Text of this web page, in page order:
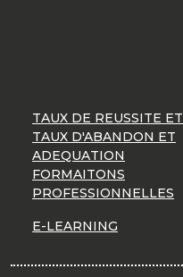
TAUX DE REUSSITE ET
TAUX D'ABANDON ET
ADEQUATION
FORMAITONS
PROFESSIONNELLES
E-LEARNING